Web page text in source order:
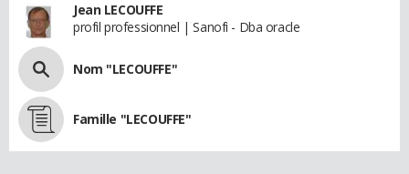
Jean LECOUFFE
profil professionnel | Sanofi - Dba oracle
Nom "LECOUFFE"
Famille "LECOUFFE"